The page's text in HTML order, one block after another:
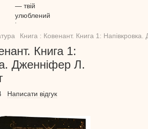
Книга : Ковенант. Книга 1:
Книга 1:
Дженніфер Л.
Написати відгук